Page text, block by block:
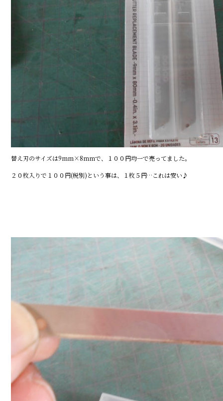
替え刃のサイズは9mm×8mmで、１００円均一で売ってました。
２０枚入りで１００円(税別)という事は、１枚５円…これは安い♪